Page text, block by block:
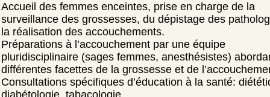
Accueil des femmes enceintes, prise en charge de la
surveillance des grossesses, du dépistage des
la réalisation des accouchements.
Préparations à l’accouchement par une équipe
pluridisciplinaire (sages femmes, anesthésistes)
différentes facettes de la grossesse et de
Consultations spécifiques d’éducation à la santé:
diabétologie, tabacologie.